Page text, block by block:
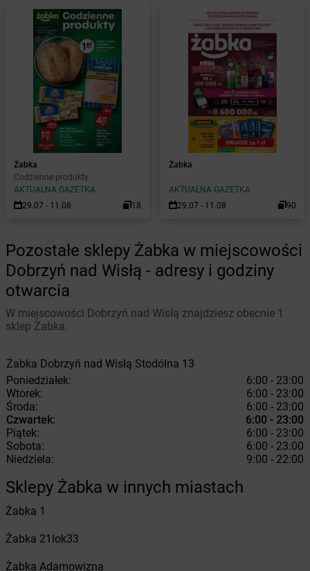
Żabka
Codzienne produkty
AKTUALNA GAZETKA
29.07 - 11.08
18
Żabka
AKTUALNA GAZETKA
29.07 - 11.08
90
Pozostałe sklepy Żabka w miejscowości
Dobrzyń nad Wisłą - adresy i godziny
otwarcia
W miejscowości Dobrzyń nad Wisłą znajdziesz obecnie 1
sklep Żabka.
Żabka Dobrzyń nad Wisłą Stodólna 13
Poniedziałek:
6:00 - 23:00
Wtorek:
6:00 - 23:00
Środa:
6:00 - 23:00
Czwartek:
6:00 - 23:00
Piątek:
6:00 - 23:00
Sobota:
6:00 - 23:00
Niedziela:
9:00 - 22:00
Sklepy Żabka w innych miastach
Żabka 1
Żabka 21lok33
Żabka Adamowizna